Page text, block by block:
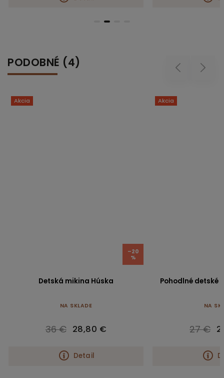
PODOBNÉ (4) Previous
Detská mikina Húska
28,80 €
Detail
Pohodlné detské tričko
20,30 €
Detail
Next